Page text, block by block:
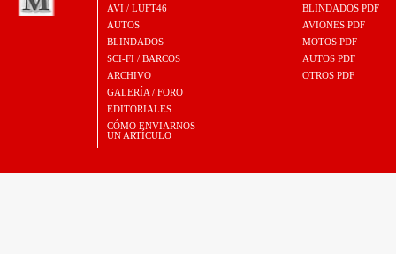
AVI / LUFT46
AUTOS
BLINDADOS
SCI-FI / BARCOS
ARCHIVO
GALERÍA / FORO
EDITORIALES
CÓMO ENVIARNOS
UN ARTÍCULO
BLINDADOS PDF
AVIONES PDF
MOTOS PDF
AUTOS PDF
OTROS PDF